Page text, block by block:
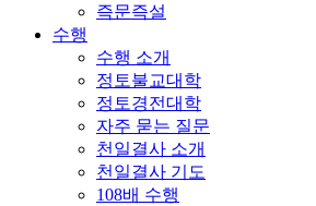
즉문즉설
수행
수행 소개
정토불교대학
정토경전대학
자주 묻는 질문
천일결사 소개
천일결사 기도
108배 수행